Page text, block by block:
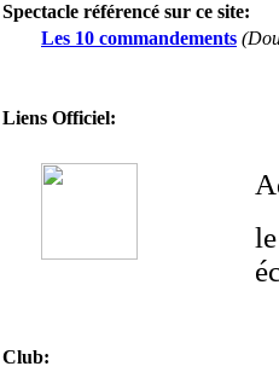
Spectacle référencé sur ce site:
Les 10 commandements
Liens Officiel:
Club: